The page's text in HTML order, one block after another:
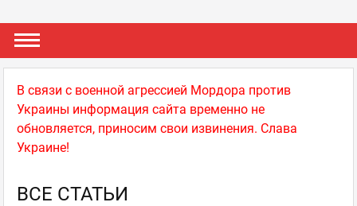
В связи с военной агрессией Мордора против
Украины информация сайта временно не
обновляется, приносим свои извинения. Слава
Украине!
ВСЕ СТАТЬИ